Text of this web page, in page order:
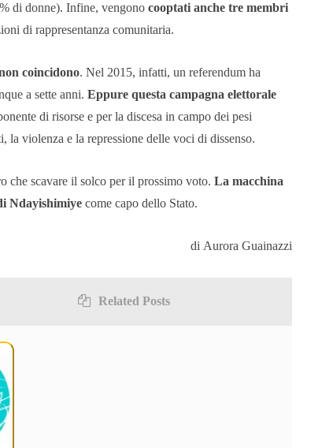
di donne). Infine, vengono cooptati anche tre membri
di rappresentanza comunitaria.
coincidono. Nel 2015, infatti, un referendum ha
a sette anni. Eppure questa campagna elettorale
di risorse e per la discesa in campo dei pesi
la violenza e la repressione delle voci di dissenso.
che scavare il solco per il prossimo voto. La macchina
Ndayishimiye come capo dello Stato.
di Aurora Guainazzi
Related Posts